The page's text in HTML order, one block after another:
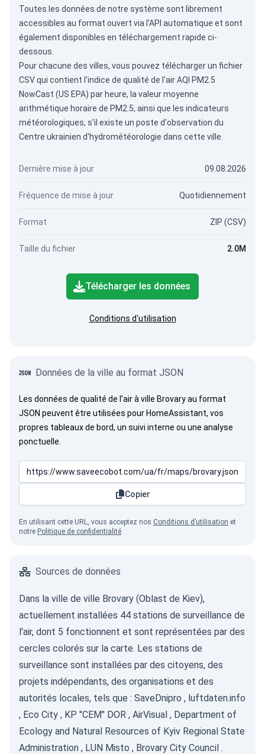
Toutes les données de notre système sont librement
accessibles au format ouvert via l'API automatique et sont
également disponibles en téléchargement rapide ci-
dessous.
Pour chacune des villes, vous pouvez télécharger un fichier
CSV qui contient l'indice de qualité de l'air AQI PM2.5
NowCast (US EPA) par heure, la valeur moyenne
arithmétique horaire de PM2.5, ainsi que les indicateurs
météorologiques, s'il existe un poste d'observation du
Centre ukrainien d'hydrométéorologie dans cette ville.
Dernière mise à jour 09.08.2026
Fréquence de mise à jour Quotidiennement
Format ZIP (CSV)
Taille du fichier 2.0M
Télécharger les données
Conditions d'utilisation
Données de la ville au format JSON
Les données de qualité de l’air à ville Brovary au format
JSON peuvent être utilisées pour HomeAssistant, vos
propres tableaux de bord, un suivi interne ou une analyse
ponctuelle.
Copier
En utilisant cette URL, vous acceptez nos Conditions d’utilisation et
notre Politique de confidentialité.
Sources de données
Dans la ville de ville Brovary (Oblast de Kiev),
actuellement installées 44 stations de surveillance de
l'air, dont 5 fonctionnent et sont représentées par des
cercles colorés sur la carte. Les stations de
surveillance sont installées par des citoyens, des
projets indépendants, des organisations et des
autorités locales, tels que : SaveDnipro , luftdaten.info
, Eco City , KP "CEM" DOR , AirVisual , Department of
Ecology and Natural Resources of Kyiv Regional State
Administration , LUN Misto , Brovary City Council .